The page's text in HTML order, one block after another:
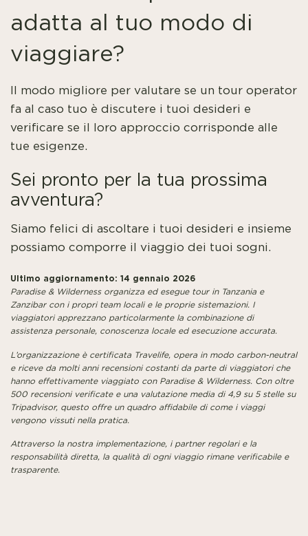
adatta al tuo modo di
viaggiare?
Il modo migliore per valutare se un tour operator
fa al caso tuo è discutere i tuoi desideri e
verificare se il loro approccio corrisponde alle
tue esigenze.
Sei pronto per la tua prossima
avventura?
Siamo felici di ascoltare i tuoi desideri e insieme
possiamo comporre il viaggio dei tuoi sogni.
Ultimo aggiornamento: 14 gennaio 2026
Paradise & Wilderness organizza ed esegue tour in Tanzania e
Zanzibar con i propri team locali e le proprie sistemazioni. I
viaggiatori apprezzano particolarmente la combinazione di
assistenza personale, conoscenza locale ed esecuzione accurata.
L’organizzazione è certificata Travelife, opera in modo carbon-neutral
e riceve da molti anni recensioni costanti da parte di viaggiatori che
hanno effettivamente viaggiato con Paradise & Wilderness. Con oltre
500 recensioni verificate e una valutazione media di 4,9 su 5 stelle su
Tripadvisor, questo offre un quadro affidabile di come i viaggi
vengono vissuti nella pratica.
Attraverso la nostra implementazione, i partner regolari e la
responsabilità diretta, la qualità di ogni viaggio rimane verificabile e
trasparente.